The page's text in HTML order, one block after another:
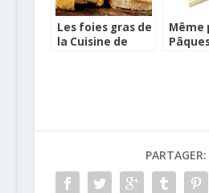
Les foies gras de
la Cuisine de
Même
PARTAGER: